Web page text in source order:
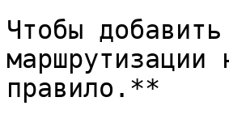
Чтобы
правило.**